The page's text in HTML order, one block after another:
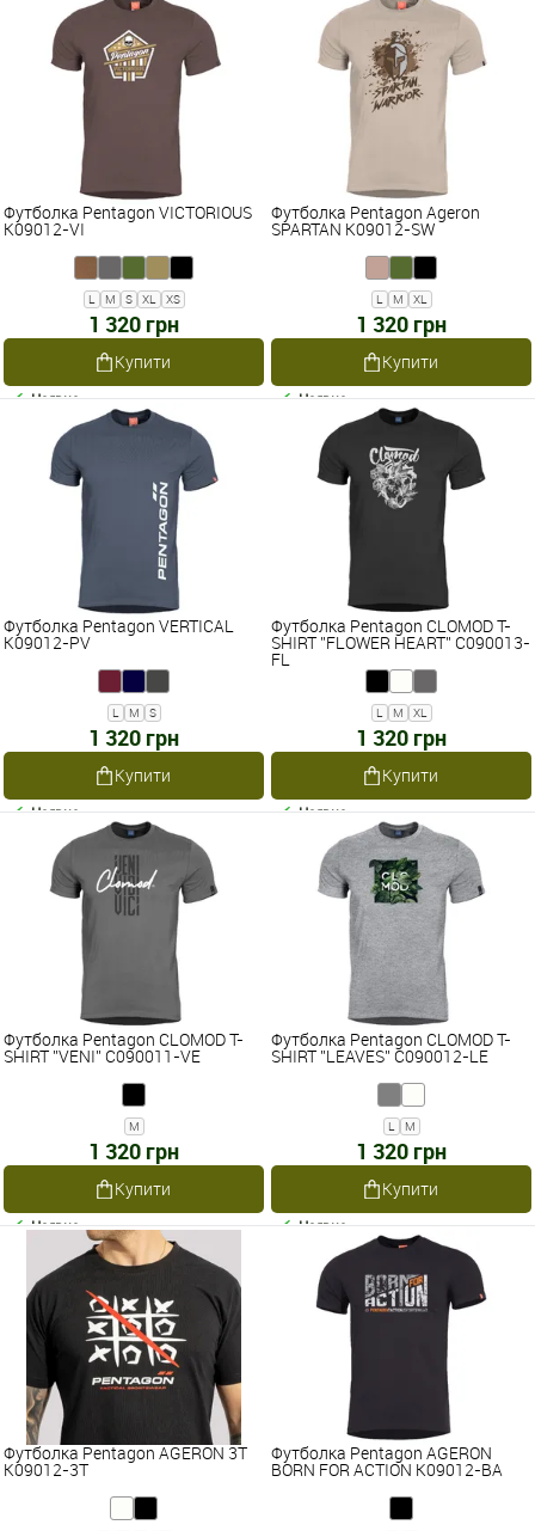
Футболка Pentagon VICTORIOUS
K09012-VI
L M S XL XS
1 320 грн
Купити
Наявне
Футболка Pentagon Ageron
SPARTAN K09012-SW
L M XL
1 320 грн
Купити
Наявне
Футболка Pentagon VERTICAL
K09012-PV
L M S
1 320 грн
Купити
Наявне
Футболка Pentagon CLOMOD T-
SHIRT ''FLOWER HEART'' C090013-
FL
L M XL
1 320 грн
Купити
Наявне
Футболка Pentagon CLOMOD T-
SHIRT ''VENI'' C090011-VE
M
1 320 грн
Купити
Наявне
Футболка Pentagon CLOMOD T-
SHIRT ''LEAVES'' C090012-LE
L M
1 320 грн
Купити
Наявне
Футболка Pentagon AGERON 3T
K09012-3T
Футболка Pentagon AGERON
BORN FOR ACTION K09012-BA